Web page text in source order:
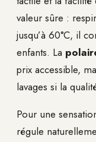
valeur sûre :
jusqu’à 60°C, il
enfants. La
prix accessible,
lavages si la
Pour une
régule